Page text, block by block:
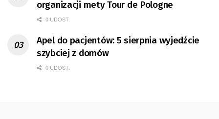
organizacji mety Tour de Pologne
0 UDOST.
Apel do pacjentów: 5 sierpnia wyjedźcie
szybciej z domów
0 UDOST.